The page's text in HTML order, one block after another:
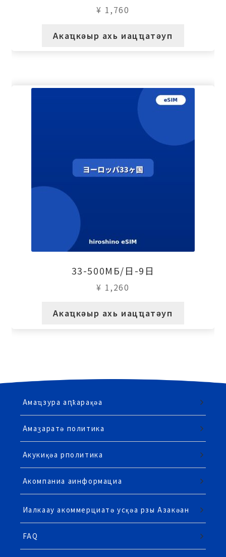
¥ 1,760
Акаҵкәыр ахь иацҵатәуп
33-500МБ/日-9日
¥ 1,260
Акаҵкәыр ахь иацҵатәуп
Амаҵзура аԥҟарақәа
Амаӡаратә политика
Акукиқәа рполитика
Акомпаниа аинформациа
Иалкаау акоммерциатә усқәа рзы Азакәан
FAQ